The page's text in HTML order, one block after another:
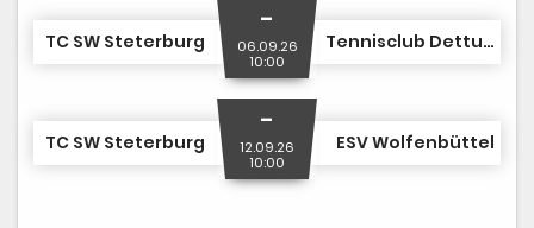
TC SW Steterburg
-
06.09.26
10:00
Tennisclub Dettum e.V.
TC SW Steterburg
-
12.09.26
10:00
ESV Wolfenbüttel